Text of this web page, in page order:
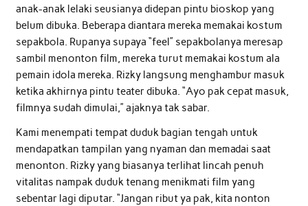
anak-anak lelaki seusianya didepan pintu bioskop yang
belum dibuka. Beberapa diantara mereka memakai kostum
sepakbola. Rupanya supaya “feel” sepakbolanya meresap
sambil menonton film, mereka turut memakai kostum ala
pemain idola mereka. Rizky langsung menghambur masuk
ketika akhirnya pintu teater dibuka. “Ayo pak cepat masuk,
filmnya sudah dimulai,” ajaknya tak sabar.
Kami menempati tempat duduk bagian tengah untuk
mendapatkan tampilan yang nyaman dan memadai saat
menonton. Rizky yang biasanya terlihat lincah penuh
vitalitas nampak duduk tenang menikmati film yang
sebentar lagi diputar. “Jangan ribut ya pak, kita nonton